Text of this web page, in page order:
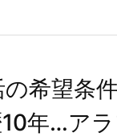
の希望条
年…ア